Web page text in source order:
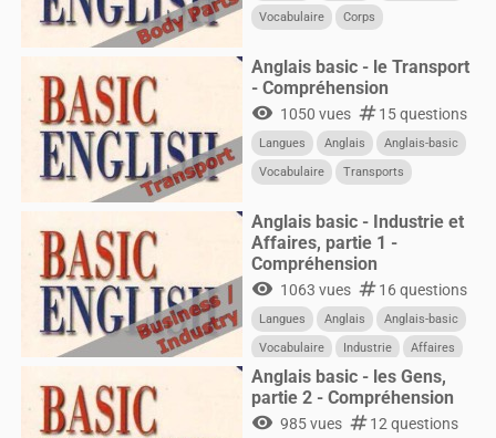
Vocabulaire
Corps
Anglais basic - le Transport
- Compréhension
visibility 1050 vues numbers15 questions
Langues Anglais
Anglais-basic
Vocabulaire
Transports
Anglais basic - Industrie et
Affaires, partie 1 -
Compréhension
visibility 1063 vues numbers16 questions
Langues Anglais
Anglais-basic
Vocabulaire
Industrie Affaires
Anglais basic - les Gens,
partie 2 - Compréhension
visibility 985 vues numbers12 questions